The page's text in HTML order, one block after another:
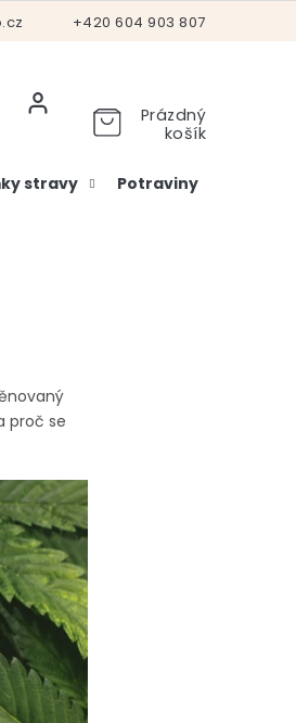
+420 604 903 807
Vrácení a reklamace
Prázdný
košík
stravy Potraviny
proč se